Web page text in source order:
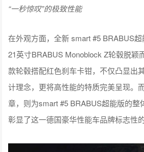
“一秒惊叹”的极致性能
在外观方面，全新 smart #5 BRABUS
21英寸BRABUS Monoblock Z轮毂脱颖
款轮毂搭配红色刹车卡钳，不仅凸显出
计理念，更将高性能的特质完美呈现。
章，则为smart #5 BRABUS超能版的整
彰显了这一德国豪华性能车品牌标志性